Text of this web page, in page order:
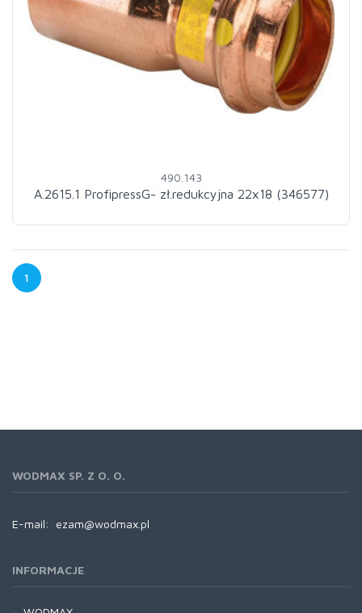
490.143
A.2615.1 ProfipressG- zł.redukcyjna 22x18 (346577)
1
WODMAX SP. Z O. O.
E-mail: ezam@wodmax.pl
INFORMACJE